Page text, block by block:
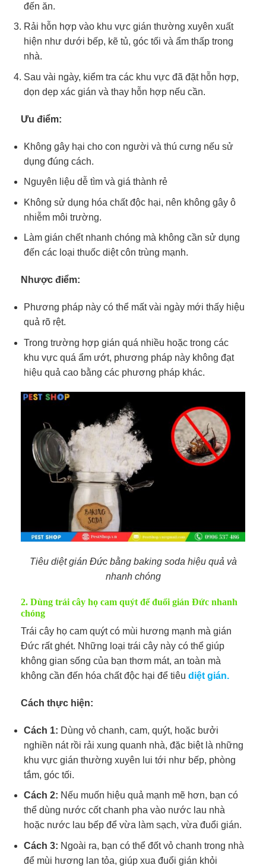
đến ăn.
Rải hỗn hợp vào khu vực gián thường xuyên xuất
hiện như dưới bếp, kẽ tủ, góc tối và ẩm thấp trong
nhà.
Sau vài ngày, kiểm tra các khu vực đã đặt hỗn hợp,
dọn dẹp xác gián và thay hỗn hợp nếu cần.
Ưu điểm:
Không gây hại cho con người và thú cưng nếu sử
dụng đúng cách.
Nguyên liệu dễ tìm và giá thành rẻ
Không sử dụng hóa chất độc hại, nên không gây ô
nhiễm môi trường.
Làm gián chết nhanh chóng mà không cần sử dụng
đến các loại thuốc diệt côn trùng mạnh.
Nhược điểm:
Phương pháp này có thể mất vài ngày mới thấy hiệu
quả rõ rệt.
Trong trường hợp gián quá nhiều hoặc trong các
khu vực quá ẩm ướt, phương pháp này không đạt
hiệu quả cao bằng các phương pháp khác.
Tiêu diệt gián Đức bằng baking soda hiệu quả và
nhanh chóng
2. Dùng trái cây họ cam quýt để đuổi gián Đức nhanh
chóng
Trái cây họ cam quýt có mùi hương mạnh mà gián
Đức rất ghét. Những loại trái cây này có thể giúp
không gian sống của bạn thơm mát, an toàn mà
không cần đến hóa chất độc hại để tiêu diệt gián.
Cách thực hiện:
Cách 1: Dùng vỏ chanh, cam, quýt, hoặc bưởi
nghiền nát rồi rải xung quanh nhà, đặc biệt là những
khu vực gián thường xuyên lui tới như bếp, phòng
tắm, góc tối.
Cách 2: Nếu muốn hiệu quả mạnh mẽ hơn, bạn có
thể dùng nước cốt chanh pha vào nước lau nhà
hoặc nước lau bếp để vừa làm sạch, vừa đuổi gián.
Cách 3: Ngoài ra, bạn có thể đốt vỏ chanh trong nhà
để mùi hương lan tỏa, giúp xua đuổi gián khỏi